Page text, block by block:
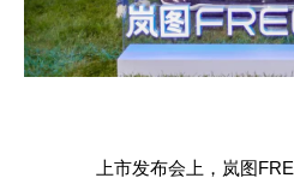
上市发布会上，岚图FREE